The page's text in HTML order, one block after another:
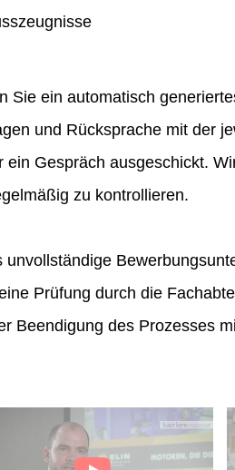
Sie ein automatisch
und Rücksprache mit der
Gespräch ausgeschickt.
zu kontrollieren.
Prüfung durch die
Beendigung des Prozesses